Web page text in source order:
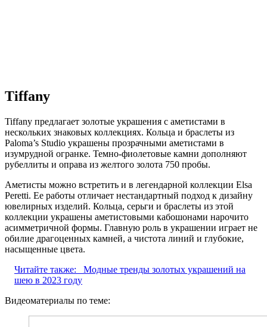
Tiffany
Tiffany предлагает золотые украшения с аметистами в
нескольких знаковых коллекциях. Кольца и браслеты из
Paloma’s Studio украшены прозрачными аметистами в
изумрудной огранке. Темно-фиолетовые камни дополняют
рубеллиты и оправа из желтого золота 750 пробы.
Аметисты можно встретить и в легендарной коллекции Elsa
Peretti. Ее работы отличает нестандартный подход к дизайну
ювелирных изделий. Кольца, серьги и браслеты из этой
коллекции украшены аметистовыми кабошонами нарочито
асимметричной формы. Главную роль в украшении играет не
обилие драгоценных камней, а чистота линий и глубокие,
насыщенные цвета.
Читайте также:
Модные тренды золотых украшений на
шею в 2023 году
Видеоматериалы по теме: